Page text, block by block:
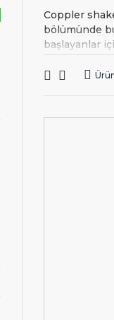
Coppler
bölümünde
başlayanlar
Baston
ve plastikten
Parisian